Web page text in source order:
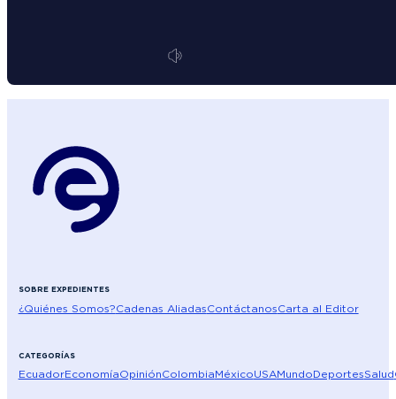
SOBRE EXPEDIENTES
¿Quiénes Somos?Cadenas AliadasContáctanosCarta al Editor
CATEGORÍAS
EcuadorEconomíaOpiniónColombiaMéxicoUSAMundoDeportesSalud